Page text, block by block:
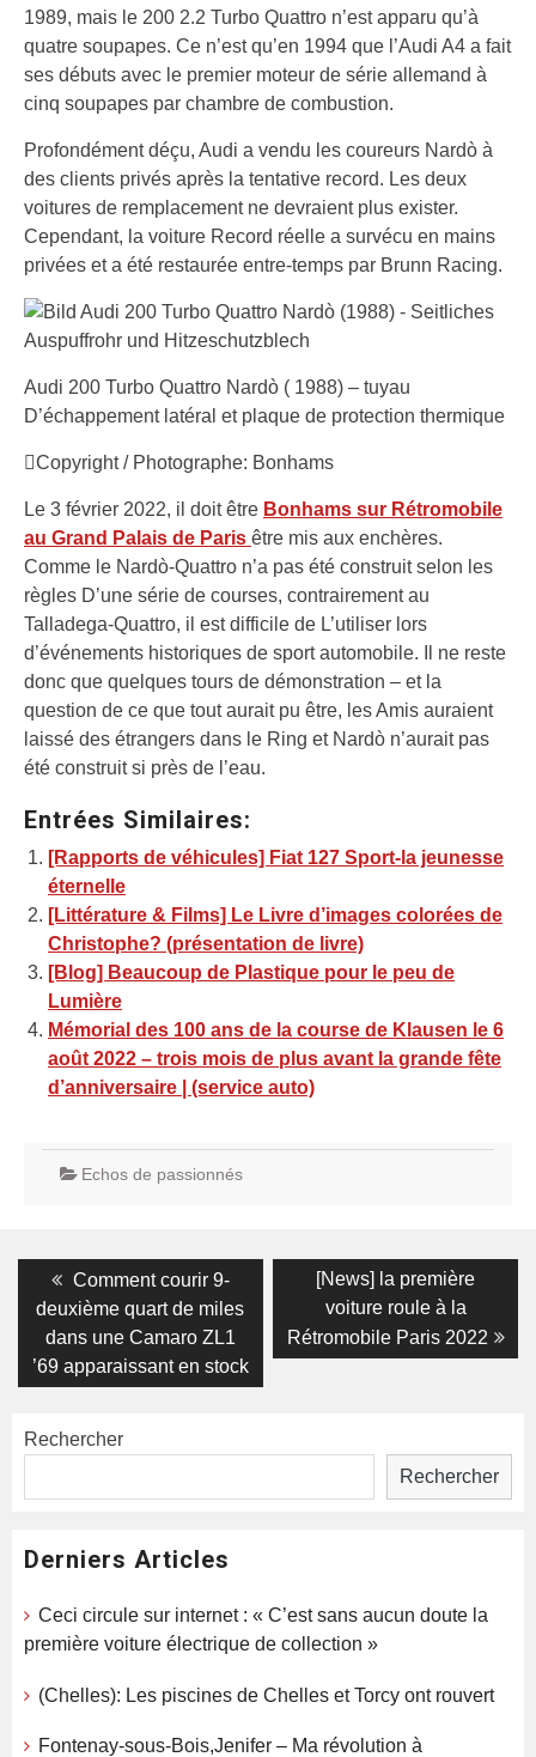
1989, mais le 200 2.2 Turbo Quattro n’est apparu qu’à
quatre soupapes. Ce n’est qu’en 1994 que l’Audi A4 a fait
ses débuts avec le premier moteur de série allemand à
cinq soupapes par chambre de combustion.
Profondément déçu, Audi a vendu les coureurs Nardò à
des clients privés après la tentative record. Les deux
voitures de remplacement ne devraient plus exister.
Cependant, la voiture Record réelle a survécu en mains
privées et a été restaurée entre-temps par Brunn Racing.
Audi 200 Turbo Quattro Nardò ( 1988) – tuyau
D’échappement latéral et plaque de protection thermique
Copyright / Photographe: Bonhams
Le 3 février 2022, il doit être Bonhams sur Rétromobile
au Grand Palais de Paris être mis aux enchères.
Comme le Nardò-Quattro n’a pas été construit selon les
règles D’une série de courses, contrairement au
Talladega-Quattro, il est difficile de L’utiliser lors
d’événements historiques de sport automobile. Il ne reste
donc que quelques tours de démonstration – et la
question de ce que tout aurait pu être, les Amis auraient
laissé des étrangers dans le Ring et Nardò n’aurait pas
été construit si près de l’eau.
Entrées Similaires:
[Rapports de véhicules] Fiat 127 Sport-la jeunesse
éternelle
[Littérature & Films] Le Livre d’images colorées de
Christophe? (présentation de livre)
[Blog] Beaucoup de Plastique pour le peu de
Lumière
Mémorial des 100 ans de la course de Klausen le 6
août 2022 – trois mois de plus avant la grande fête
d’anniversaire | (service auto)
Echos de passionnés
Navigation
de
l’article
Previous
post:
Comment courir 9-
deuxième quart de miles
dans une Camaro ZL1
’69 apparaissant en stock
Next
post:
[News] la première
voiture roule à la
Rétromobile Paris 2022
Rechercher
Rechercher
Derniers Articles
Ceci circule sur internet : « C’est sans aucun doute la
première voiture électrique de collection »
(Chelles): Les piscines de Chelles et Torcy ont rouvert
Fontenay-sous-Bois,Jenifer – Ma révolution à